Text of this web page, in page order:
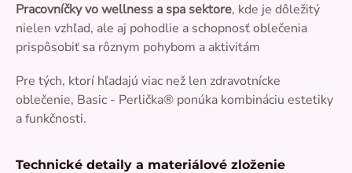
Pracovníčky vo wellness a spa sektore, kde je dôležitý
nielen vzhľad, ale aj pohodlie a schopnosť oblečenia
prispôsobiť sa rôznym pohybom a aktivitám
Pre tých, ktorí hľadajú viac než len zdravotnícke
oblečenie, Basic - Perlička® ponúka kombináciu estetiky
a funkčnosti.
Technické detaily a materiálové zloženie